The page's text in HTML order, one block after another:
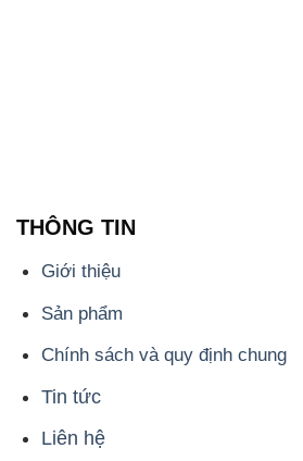
THÔNG TIN
Giới thiệu
Sản phẩm
Chính sách và quy định chung
Tin tức
Liên hệ